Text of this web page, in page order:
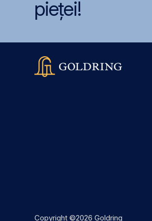
pieței!
Copyright ©2026 Goldring